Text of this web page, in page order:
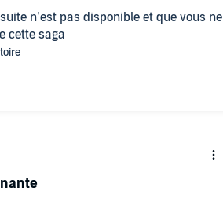
n’est pas disponible et que vous ne
cette saga